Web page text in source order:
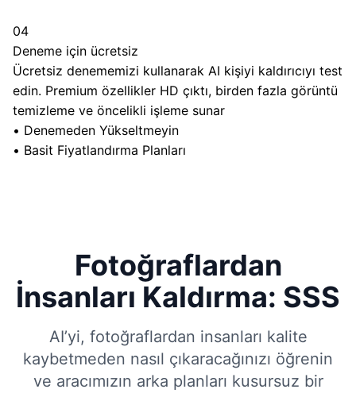
04
Deneme için ücretsiz
Ücretsiz denememizi kullanarak AI kişiyi kaldırıcıyı test
edin. Premium özellikler HD çıktı, birden fazla görüntü
temizleme ve öncelikli işleme sunar
• Denemeden Yükseltmeyin
• Basit Fiyatlandırma Planları
Fotoğraflardan
İnsanları Kaldırma: SSS
AI’yi, fotoğraflardan insanları kalite
kaybetmeden nasıl çıkaracağınızı öğrenin
ve aracımızın arka planları kusursuz bir